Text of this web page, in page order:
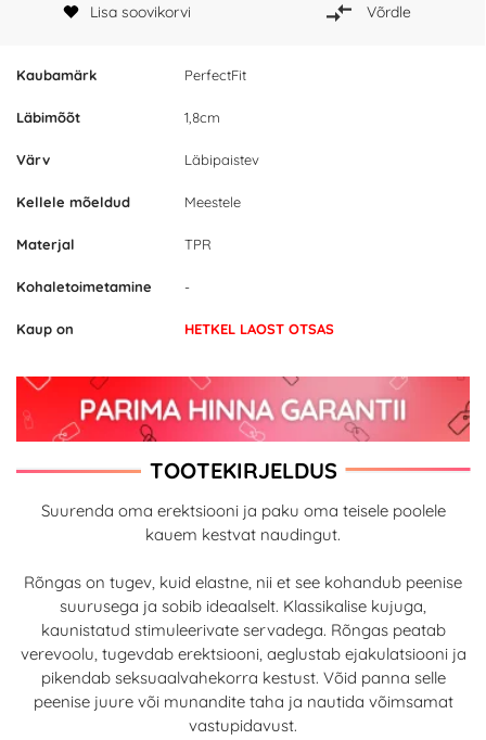
Kaubamärk PerfectFit
Läbimõõt 1,8cm
Värv Läbipaistev
Kellele mõeldud Meestele
Materjal TPR
Kohaletoimetamine -
Kaup on HETKEL LAOST OTSAS
Lisa soovikorvi Võrdle
TOOTEKIRJELDUS
Suurenda oma erektsiooni ja paku oma teisele poolele
kauem kestvat naudingut.
Rõngas on tugev, kuid elastne, nii et see kohandub peenise
suurusega ja sobib ideaalselt. Klassikalise kujuga,
kaunistatud stimuleerivate servadega. Rõngas peatab
verevoolu, tugevdab erektsiooni, aeglustab ejakulatsiooni ja
pikendab seksuaalvahekorra kestust. Võid panna selle
peenise juure või munandite taha ja nautida võimsamat
vastupidavust.